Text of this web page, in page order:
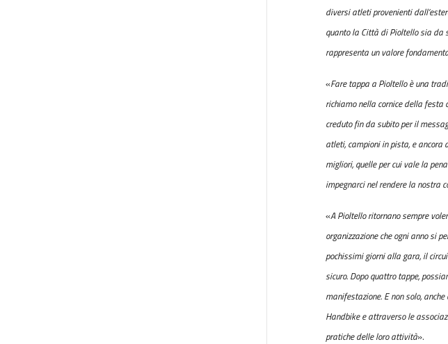
diversi atleti provenienti
quanto la Città di Pioltello sia da
rappresenta un valore
«Fare tappa a Pioltello è una
richiamo nella cornice della festa
creduto fin da subito per il
atleti, campioni in pista, e
migliori, quelle per cui vale la
impegnarci nel rendere la nostra
«A Pioltello ritornano sempre
organizzazione che ogni anno si
pochissimi giorni alla gara, il
sicuro. Dopo quattro tappe,
manifestazione. E non solo,
Handbike e attraverso le
pratiche delle loro attività».